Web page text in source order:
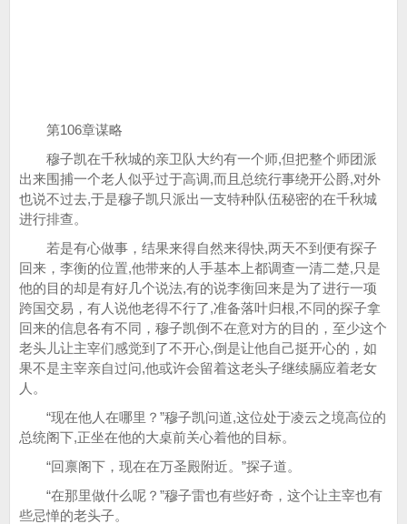
第106章谋略
穆子凯在千秋城的亲卫队大约有一个师,但把整个师团派
出来围捕一个老人似乎过于高调,而且总统行事绕开公爵,对外
也说不过去,于是穆子凯只派出一支特种队伍秘密的在千秋城
进行排查。
若是有心做事，结果来得自然来得快,两天不到便有探子
回来，李衡的位置,他带来的人手基本上都调查一清二楚,只是
他的目的却是有好几个说法,有的说李衡回来是为了进行一项
跨国交易，有人说他老得不行了,准备落叶归根,不同的探子拿
回来的信息各有不同，穆子凯倒不在意对方的目的，至少这个
老头儿让主宰们感觉到了不开心,倒是让他自己挺开心的，如
果不是主宰亲自过问,他或许会留着这老头子继续膈应着老女
人。
“现在他人在哪里？”穆子凯问道,这位处于凌云之境高位的
总统阁下,正坐在他的大桌前关心着他的目标。
“回禀阁下，现在在万圣殿附近。”探子道。
“在那里做什么呢？”穆子雷也有些好奇，这个让主宰也有
些忌惮的老头子。